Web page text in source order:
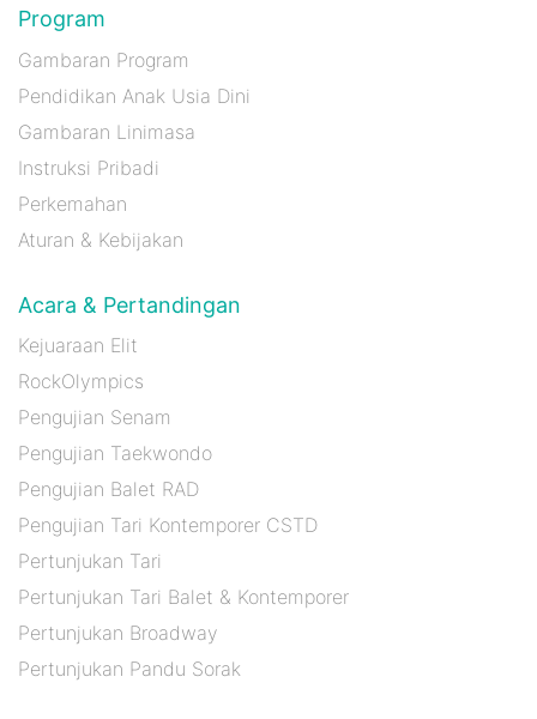
Program
Gambaran Program
Pendidikan Anak Usia Dini
Gambaran Linimasa
Instruksi Pribadi
Perkemahan
Aturan & Kebijakan
Acara & Pertandingan
Kejuaraan Elit
RockOlympics
Pengujian Senam
Pengujian Taekwondo
Pengujian Balet RAD
Pengujian Tari Kontemporer CSTD
Pertunjukan Tari
Pertunjukan Tari Balet & Kontemporer
Pertunjukan Broadway
Pertunjukan Pandu Sorak